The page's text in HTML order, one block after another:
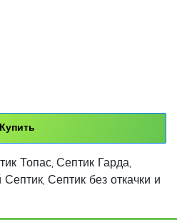
Купить
Топас, Септик Гарда,
Септик, Септик без откачки и